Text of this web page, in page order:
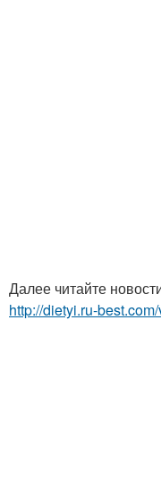
Далее читайте
http://dietyi.ru-